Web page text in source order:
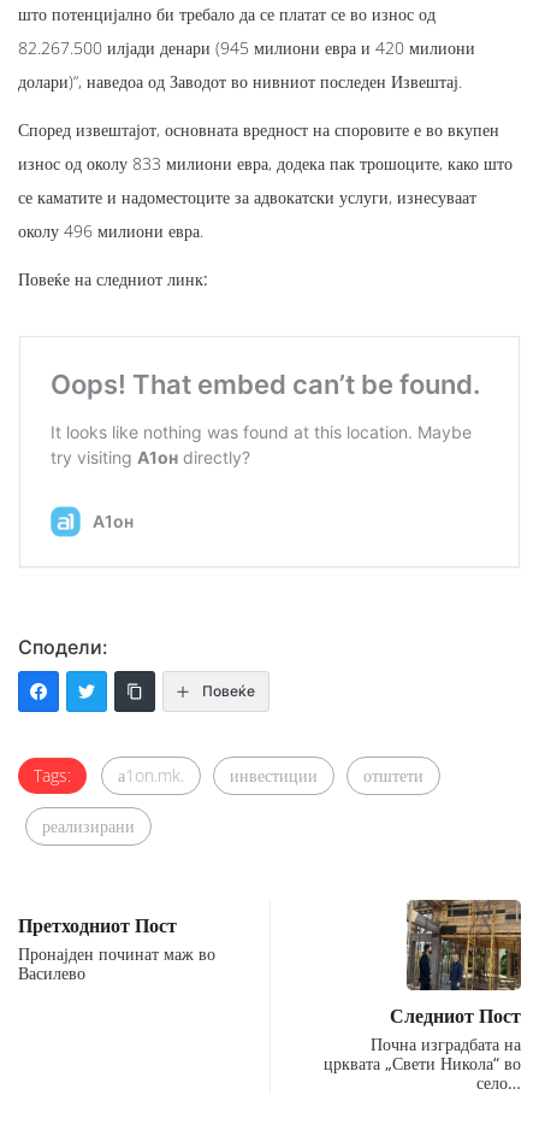
што потенцијално би требало да се платат се во износ од
82.267.500 илјади денари (945 милиони евра и 420 милиони
долари)“, наведоа од Заводот во нивниот последен Извештај.
Според извештајот, основната вредност на споровите е во вкупен
износ од околу 833 милиони евра, додека пак трошоците, како што
се каматите и надоместоците за адвокатски услуги, изнесуваат
околу 496 милиони евра.
Повеќе на следниот линк:
Сподели:
Повеќе
Tags: а1on.mk. инвестиции отштети
реализирани
Претходниот Пост
Пронајден починат маж во
Василево
Следниот Пост
Почна изградбата на
црквата „Свети Никола“ во
село…